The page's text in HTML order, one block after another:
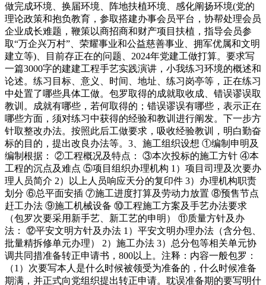
做完成环境、换届环境、阵地扶植环境、感化阐扬环境(党的
理论政策和抱负教育，参取搭建办事会员平台，协帮处理会员
企业成长难题，鞭策以商招商和财产项目扶植，指导会员参
取“万企兴万村”、荣耀事业和公益慈善事业、拥军优属和文明
建立等)、目前存正在的问题、2024年党建工做打算。要求写
一篇3000字的建建工程手艺实践演讲，小我练习环境的概述和
论述。练习目标、意义、时间、地址、练习岗亭等，正在练习
中处置了哪些具体工做。包罗取得的成就取收成、错误谬误取
教训。成就有哪些，若何取得的；错误谬误有哪些，表示正在
哪些方面，须对练习中获得的经验和教训进行阐发。下一步方
针取整改办法。按照此后工做要求，吸收经验教训，明白勤奋
标的目的，提出改良办法等。3、施工组织设想 ①编制申明及
编制根据： ②工程概况及特点： ③本次投标的施工方针 ④本
工程的沉点及难点 ⑤项目组织办理机构 1）项目司理及次要办
理人员简介 2）以上人员响应天分的复印件 3）办理机构职责
划分 ⑥总平面安插 ⑦施工进度打算及劳动力放置 ⑧预售节点
赶工办法 ⑨施工机械设备 ⑩工程施工方案及手艺办法要求
（包罗次要采用新手艺、新工艺的申明） ⑪质量方针及办
法： ⑫平安文明方针及办法 1）平安文明办理办法（含分包、
批量精拆修单元办理） 2）施工办法 3）总分包等相关单元协
调共同措准备转正申请书，800以上。注释：内容一般包罗：
（1）次要写本人是什么时候被领受为准备的，什么时候准备
期满，并正式向党组织提出转正申请。耽误准备期的要写明什